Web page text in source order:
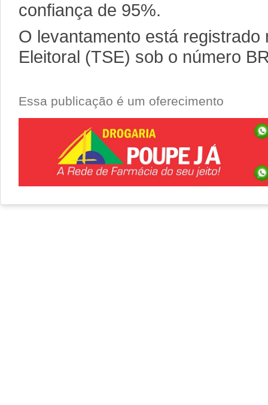
confiança de 95%.
O levantamento está registrado
Eleitoral (TSE) sob o número
Essa publicação é um oferecimento